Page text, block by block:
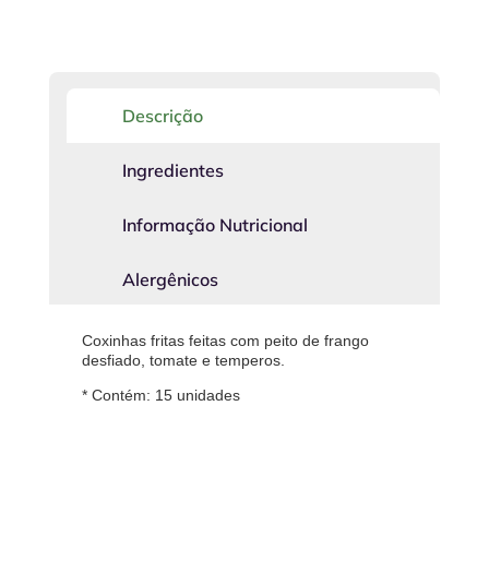
Descrição
Ingredientes
Informação Nutricional
Alergênicos
Coxinhas fritas feitas com peito de frango
desfiado, tomate e temperos.
* Contém: 15 unidades